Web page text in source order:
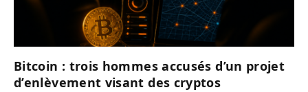
Bitcoin : trois hommes accusés d’un projet
d’enlèvement visant des cryptos